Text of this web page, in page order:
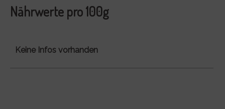
Nährwerte pro 100g
Keine Infos vorhanden